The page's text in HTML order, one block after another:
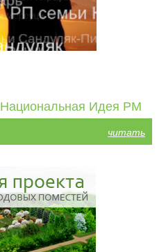
Национальная Идея РМ
читать